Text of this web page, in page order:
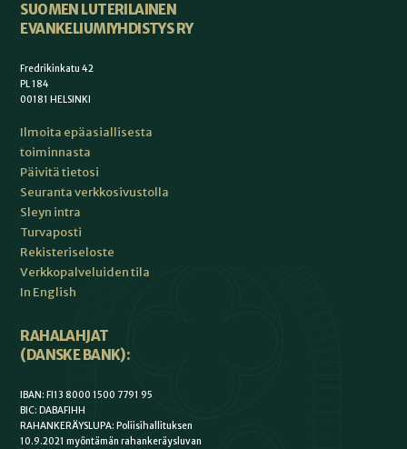
SUOMEN LUTERILAINEN
EVANKELIUMIYHDISTYS RY
Fredrikinkatu 42
PL 184
00181 HELSINKI
Ilmoita epäasiallisesta
toiminnasta
Päivitä tietosi
Seuranta verkkosivustolla
Sleyn intra
Turvaposti
Rekisteriseloste
Verkkopalveluiden tila
In English
RAHALAHJAT
(DANSKE BANK):
IBAN: FI13 8000 1500 7791 95
BIC: DABAFIHH
RAHANKERÄYSLUPA: Poliisihallituksen
10.9.2021 myöntämän rahankeräysluvan